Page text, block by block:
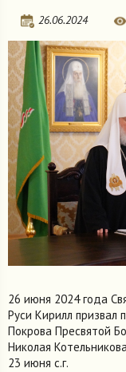
26.06.2024
26 июня 2024 года
Руси Кирилл призвал
Покрова Пресвятой
Николая
23 июня с.г.